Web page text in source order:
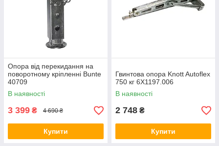
Опора від перекидання на
поворотному кріпленні Bunte
40709
В наявності
3 399 ₴ 4 690 ₴
Купити
Гвинтова опора Knott Autoflex
750 кг 6X1197.006
В наявності
2 748 ₴
Купити